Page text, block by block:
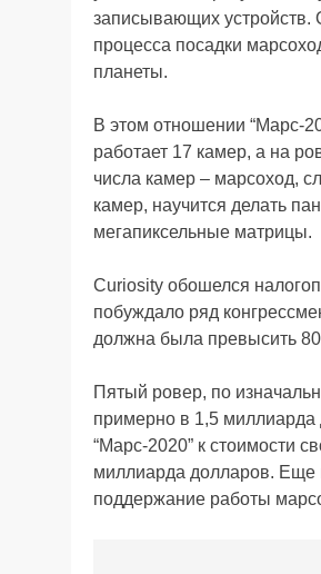
записывающих устройств.
процесса посадки
планеты.
В этом отношении “Марс-
работает 17 камер, а на
числа камер – марсоход,
камер, научится делать
мегапиксельные матрицы.
Curiosity обошелся
побуждало ряд
должна была превысить
Пятый ровер, по
примерно в 1,5 миллиарда
“Марс-2020” к стоимости
миллиарда долларов. Еще
поддержание работы